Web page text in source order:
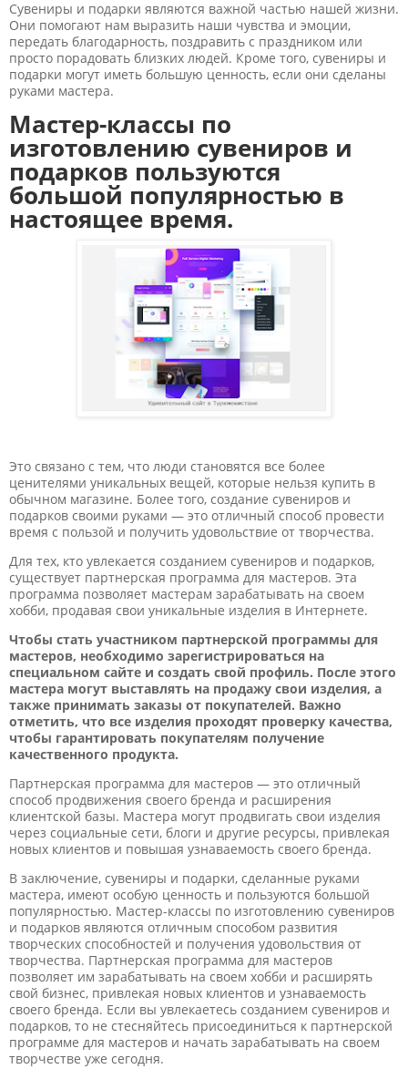
Сувениры и подарки являются важной частью нашей жизни.
Они помогают нам выразить наши чувства и эмоции,
передать благодарность, поздравить с праздником или
просто порадовать близких людей. Кроме того, сувениры и
подарки могут иметь большую ценность, если они сделаны
руками мастера.
Мастер-классы по
изготовлению сувениров и
подарков пользуются
большой популярностью в
настоящее время.
Это связано с тем, что люди становятся все более
ценителями уникальных вещей, которые нельзя купить в
обычном магазине. Более того, создание сувениров и
подарков своими руками — это отличный способ провести
время с пользой и получить удовольствие от творчества.
Для тех, кто увлекается созданием сувениров и подарков,
существует партнерская программа для мастеров. Эта
программа позволяет мастерам зарабатывать на своем
хобби, продавая свои уникальные изделия в Интернете.
Чтобы стать участником партнерской программы для
мастеров, необходимо зарегистрироваться на
специальном сайте и создать свой профиль. После этого
мастера могут выставлять на продажу свои изделия, а
также принимать заказы от покупателей. Важно
отметить, что все изделия проходят проверку качества,
чтобы гарантировать покупателям получение
качественного продукта.
Партнерская программа для мастеров — это отличный
способ продвижения своего бренда и расширения
клиентской базы. Мастера могут продвигать свои изделия
через социальные сети, блоги и другие ресурсы, привлекая
новых клиентов и повышая узнаваемость своего бренда.
В заключение, сувениры и подарки, сделанные руками
мастера, имеют особую ценность и пользуются большой
популярностью. Мастер-классы по изготовлению сувениров
и подарков являются отличным способом развития
творческих способностей и получения удовольствия от
творчества. Партнерская программа для мастеров
позволяет им зарабатывать на своем хобби и расширять
свой бизнес, привлекая новых клиентов и узнаваемость
своего бренда. Если вы увлекаетесь созданием сувениров и
подарков, то не стесняйтесь присоединиться к партнерской
программе для мастеров и начать зарабатывать на своем
творчестве уже сегодня.